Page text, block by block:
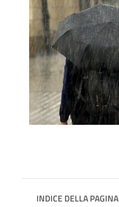
INDICE DELLA PAGINA